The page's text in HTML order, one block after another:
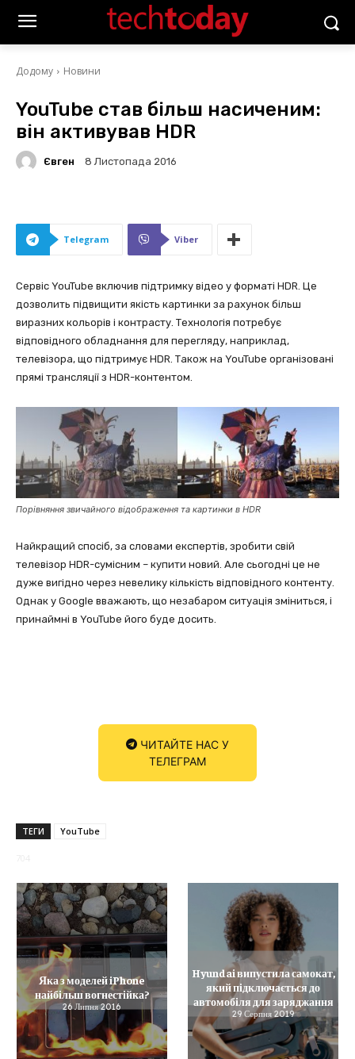
Додому Новини
YouTube став більш насиченим:
він активував HDR
Євген 8 Листопада 2016
Telegram Viber
Сервіс YouTube включив підтримку відео у форматі HDR. Це
дозволить підвищити якість картинки за рахунок більш
виразних кольорів і контрасту. Технологія потребує
відповідного обладнання для перегляду, наприклад,
телевізора, що підтримує HDR. Також на YouTube організовані
прямі трансляції з HDR-контентом.
Порівняння звичайного відображення та картинки в HDR
Найкращий спосіб, за словами експертів, зробити свій
телевізор HDR-сумісним – купити новий. Але сьогодні це не
дуже вигідно через невелику кількість відповідного контенту.
Однак у Google вважають, що незабаром ситуація зміниться, і
принаймні в YouTube його буде досить.
ЧИТАЙТЕ НАС У
ТЕЛЕГРАМ
ТЕГИ YouTube
Яка з моделей iPhone
найбільш вогнестійка?
26 Липня 2016
Hyundai випустила самокат,
який підключається до
автомобіля для заряджання
29 Серпня 2019